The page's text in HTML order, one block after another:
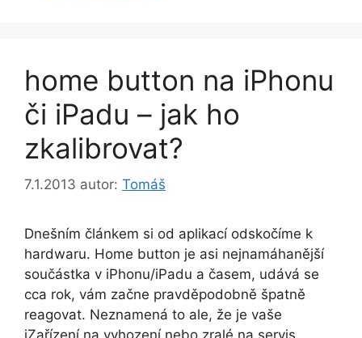
home button na iPhonu
či iPadu – jak ho
zkalibrovat?
7.1.2013 autor: Tomáš
Dnešním článkem si od aplikací odskočíme k
hardwaru. Home button je asi nejnamáhanější
součástka v iPhonu/iPadu a časem, udává se
cca rok, vám začne pravděpodobně špatně
reagovat. Neznamená to ale, že je vaše
iZařízení na vyhození nebo zralé na servis.